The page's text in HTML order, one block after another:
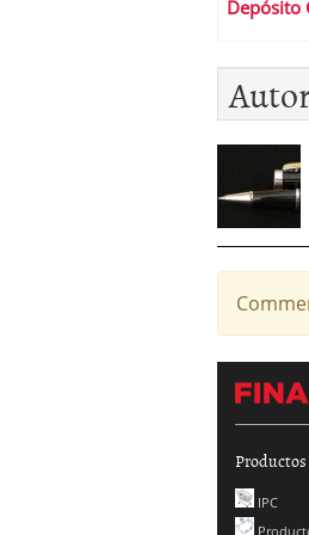
Depósito
IPC